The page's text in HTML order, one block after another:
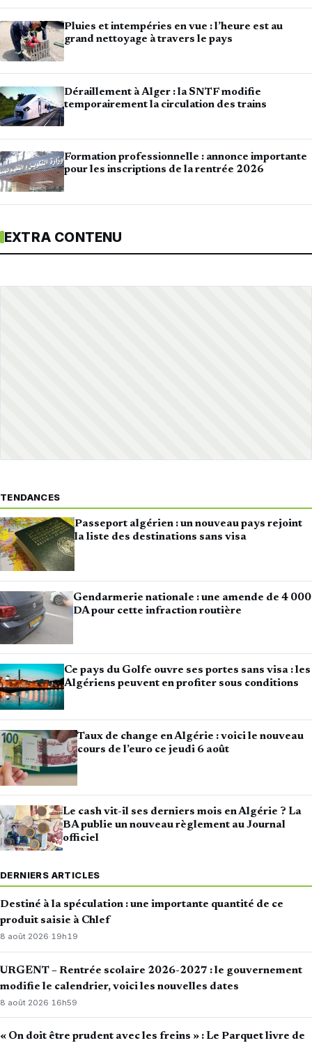
Pluies et intempéries en vue : l’heure est au
grand nettoyage à travers le pays
Déraillement à Alger : la SNTF modifie
temporairement la circulation des trains
Formation professionnelle : annonce importante
pour les inscriptions de la rentrée 2026
EXTRA CONTENU
TENDANCES
Passeport algérien : un nouveau pays rejoint
la liste des destinations sans visa
Gendarmerie nationale : une amende de 4 000
DA pour cette infraction routière
Ce pays du Golfe ouvre ses portes sans visa : les
Algériens peuvent en profiter sous conditions
Taux de change en Algérie : voici le nouveau
cours de l’euro ce jeudi 6 août
Le cash vit-il ses derniers mois en Algérie ? La
BA publie un nouveau règlement au Journal
officiel
DERNIERS ARTICLES
Destiné à la spéculation : une importante quantité de ce
produit saisie à Chlef
8 août 2026·19h19
URGENT – Rentrée scolaire 2026-2027 : le gouvernement
modifie le calendrier, voici les nouvelles dates
8 août 2026· 16h59
« On doit être prudent avec les freins » : Le Parquet livre de